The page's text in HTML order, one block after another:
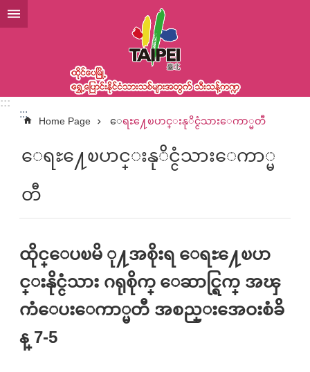
အဓိကအကြောင်းအရာပိတ်ပင်မှုကိုကျော်လိုက်ပါ
:::
:::
Home Page ေရႊ႔ေၿပာင္းနုိင္ငံသားေကာ္မတီ
ေရႊ႔ေၿပာင္းနုိင္ငံသားေကာ္မ
တီ
ထိုင္ေပၿမိ ု႔အစိုးရ ေရႊ႔ေၿပာ
င္းနိုင္ငံသား ဂရုစိုက္ ေဆာင္ရြက္ အၾ
ကံေပးေကာ္မတီ အစည္းအေဝးစံခ်ိ
န္ 7-5